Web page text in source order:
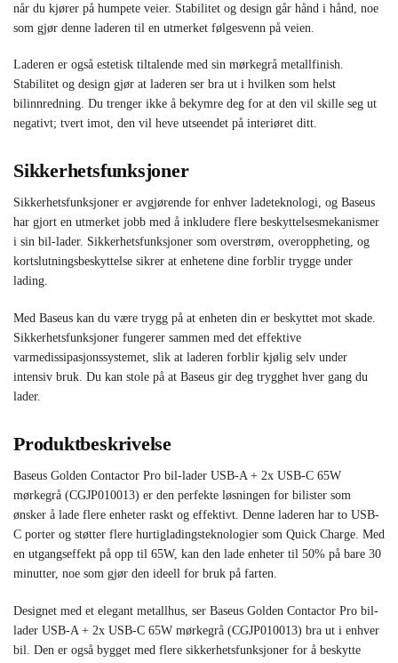
når du kjører på humpete veier. Stabilitet og design går hånd i hånd, noe
som gjør denne laderen til en utmerket følgesvenn på veien.
Laderen er også estetisk tiltalende med sin mørkegrå metallfinish.
Stabilitet og design gjør at laderen ser bra ut i hvilken som helst
bilinnredning. Du trenger ikke å bekymre deg for at den vil skille seg ut
negativt; tvert imot, den vil heve utseendet på interiøret ditt.
Sikkerhetsfunksjoner
Sikkerhetsfunksjoner er avgjørende for enhver ladeteknologi, og Baseus
har gjort en utmerket jobb med å inkludere flere beskyttelsesmekanismer
i sin bil-lader. Sikkerhetsfunksjoner som overstrøm, overoppheting, og
kortslutningsbeskyttelse sikrer at enhetene dine forblir trygge under
lading.
Med Baseus kan du være trygg på at enheten din er beskyttet mot skade.
Sikkerhetsfunksjoner fungerer sammen med det effektive
varmedissipasjonssystemet, slik at laderen forblir kjølig selv under
intensiv bruk. Du kan stole på at Baseus gir deg trygghet hver gang du
lader.
Produktbeskrivelse
Baseus Golden Contactor Pro bil-lader USB-A + 2x USB-C 65W
mørkegrå (CGJP010013) er den perfekte løsningen for bilister som
ønsker å lade flere enheter raskt og effektivt. Denne laderen har to USB-
C porter og støtter flere hurtigladingsteknologier som Quick Charge. Med
en utgangseffekt på opp til 65W, kan den lade enheter til 50% på bare 30
minutter, noe som gjør den ideell for bruk på farten.
Designet med et elegant metallhus, ser Baseus Golden Contactor Pro bil-
lader USB-A + 2x USB-C 65W mørkegrå (CGJP010013) bra ut i enhver
bil. Den er også bygget med flere sikkerhetsfunksjoner for å beskytte